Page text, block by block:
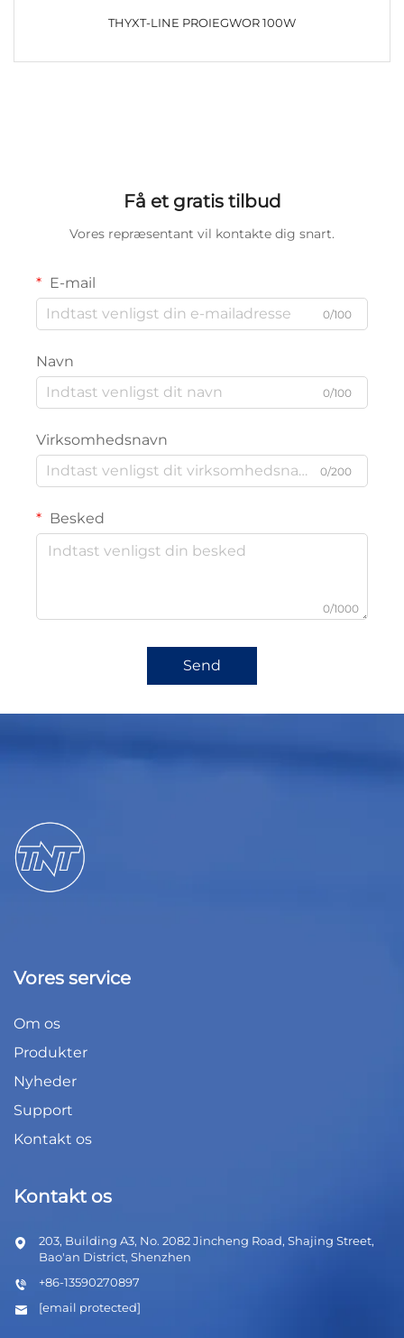
THYXT-LINE PROIEGWOR 100W
Få et gratis tilbud
Vores repræsentant vil kontakte dig snart.
E-mail
0/100
Navn
0/100
Virksomhedsnavn
0/200
Besked
0/1000
Send
Vores service
Om os
Produkter
Nyheder
Support
Kontakt os
Kontakt os
203, Building A3, No. 2082 Jincheng Road, Shajing Street,
Bao'an District, Shenzhen
+86-13590270897
[email protected]